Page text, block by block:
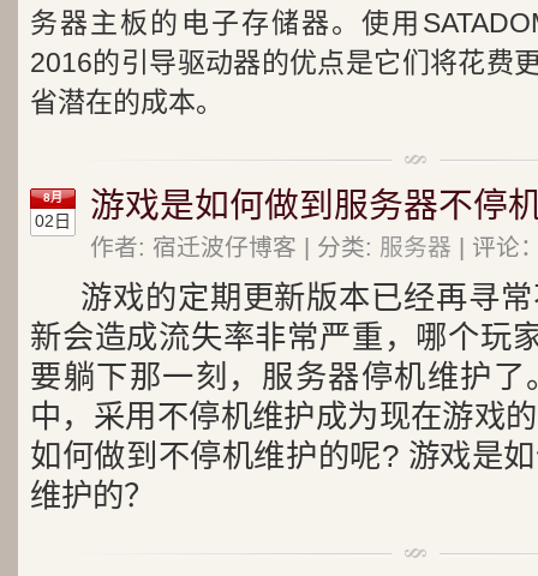
务器主板的电子存储器。使用
2016的引导驱动器的优点是它们将花费
省潜在的成本。
8月
02日 游戏是如何做到服务器不停
作者: 宿迁波仔博客 | 分类: 服务器 | 评论
游戏的定期更新版本已经再寻
新会造成流失率非常严重，哪个玩
要躺下那一刻，服务器停机维护
中，采用不停机维护成为现在游戏
如何做到不停机维护的呢? 游戏是
维护的？